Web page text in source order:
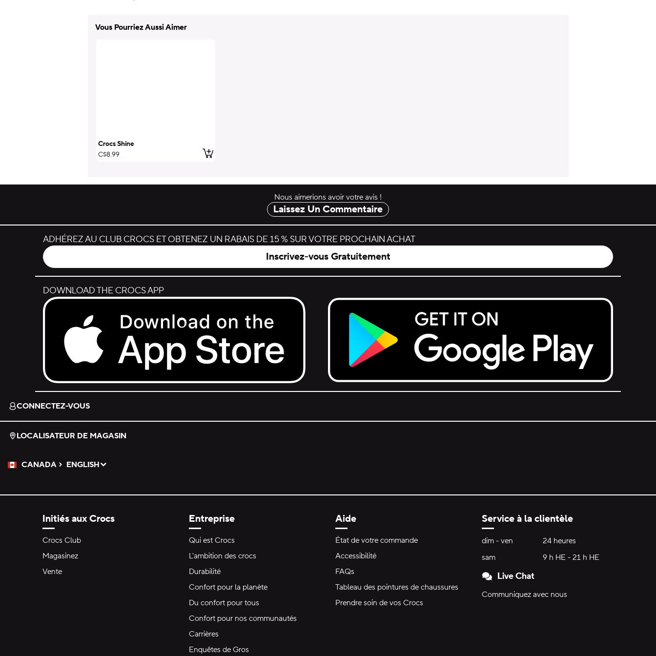
Vous Pourriez Aussi Aimer
Crocs Shine
C$8.99
ajouter au panier
Nous aimerions avoir votre avis !
Laissez Un Commentaire
ADHÉREZ AU CLUB CROCS ET OBTENEZ UN RABAIS DE 15 % SUR VOTRE PROCHAIN ACHAT
Inscrivez-vous Gratuitement
DOWNLOAD THE CROCS APP
Download on the App Store.
Get it on Google Play.
CONNECTEZ-VOUS
LOCALISATEUR DE MAGASIN
CANADA
Veuillez sélectionner une langue
ENGLISH
Sélectionné
Initiés aux Crocs
Crocs Club
Magasinez
Vente
Entreprise
Qui est Crocs
L'ambition des crocs
Durabilité
Confort pour la planète
Du confort pour tous
Confort pour nos communautés
Carrières
Enquêtes de Gros
Aide
État de votre commande
Accessibilité
FAQs
Tableau des pointures de chaussures
Prendre soin de vos Crocs
Service à la clientèle
Heures d'ouverture:
dim - ven dimanche à vendredi
24 heures
sam
9 h HE - 21 h HE
Live Chat
Communiquez avec nous